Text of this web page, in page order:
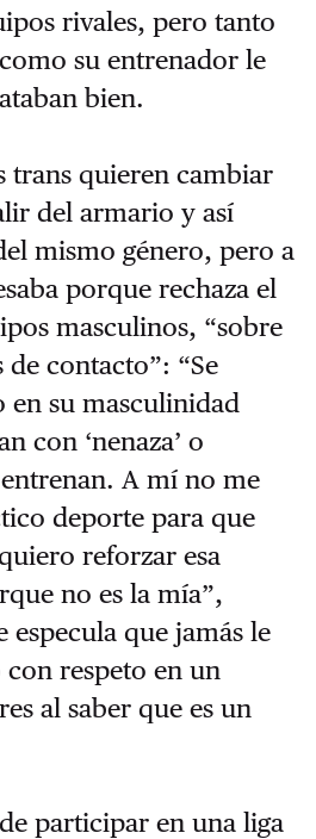
rivales, pero tanto
su entrenador le
bien.
trans quieren cambiar
del armario y así
mismo género, pero a
porque rechaza el
masculinos, “sobre
contacto”: “Se
en su masculinidad
con ‘nenaza’ o
entrenan. A mí no me
deporte para que
reforzar esa
no es la mía”,
especula que jamás le
respeto en un
al saber que es un
participar en una liga